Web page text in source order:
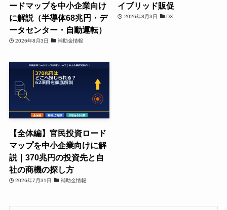
ードマップを中小企業向け
に解説（半導体68兆円・デ
ータセンター・自動運転）
2026年8月3日 補助金情報
イブリッド販促
2026年8月3日 DX
【全体編】官民投資ロード
マップを中小企業向けに解
説｜370兆円の投資先と自
社の商機の探し方
2026年7月31日 補助金情報